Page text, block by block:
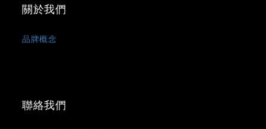
關於我們
品牌概念
聯絡我們